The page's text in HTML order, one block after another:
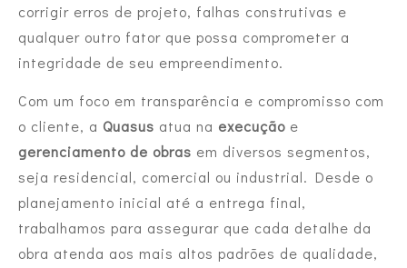
corrigir erros de projeto, falhas construtivas e
qualquer outro fator que possa comprometer a
integridade de seu empreendimento.
Com um foco em transparência e compromisso com
o cliente, a Quasus atua na execução e
gerenciamento de obras em diversos segmentos,
seja residencial, comercial ou industrial. Desde o
planejamento inicial até a entrega final,
trabalhamos para assegurar que cada detalhe da
obra atenda aos mais altos padrões de qualidade,